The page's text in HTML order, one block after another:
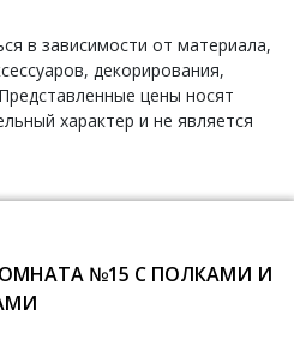
в зависимости от материала,
декорирования,
цены носят
характер и не является
№15 С ПОЛКАМИ И